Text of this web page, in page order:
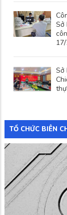
Sở
Sở
TỔ CHỨC BIÊN